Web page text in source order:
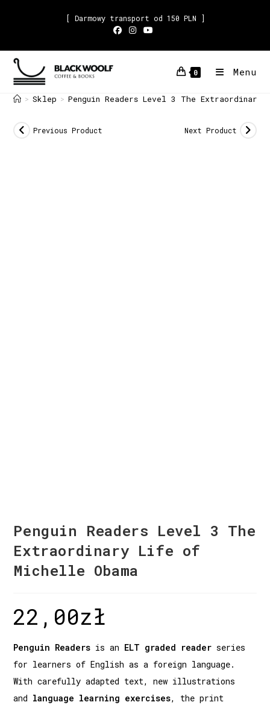
[ Darmowy transport od 150 PLN ]
0 Menu
> Sklep > Penguin Readers Level 3 The
Previous Product Next Product
Penguin Readers Level 3 The
Extraordinary Life of
Michelle Obama
22,00zł
Penguin Readers is an ELT graded reader series
for learners of English as a foreign language.
With carefully adapted text, new illustrations
and language learning exercises, the print